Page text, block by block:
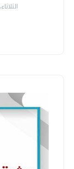
الثلاثاء، 04 اغسطس 2026 04:04 م